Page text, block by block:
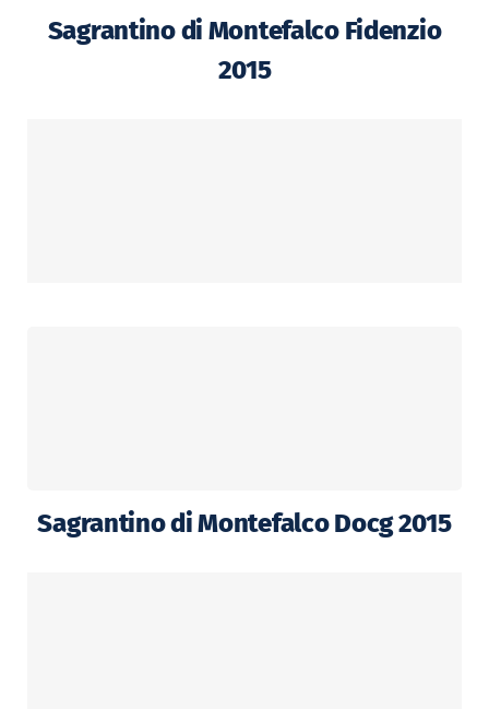
Sagrantino di Montefalco Fidenzio
2015
Sagrantino di Montefalco Docg 2015